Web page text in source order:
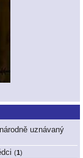
uznávaný
(1)